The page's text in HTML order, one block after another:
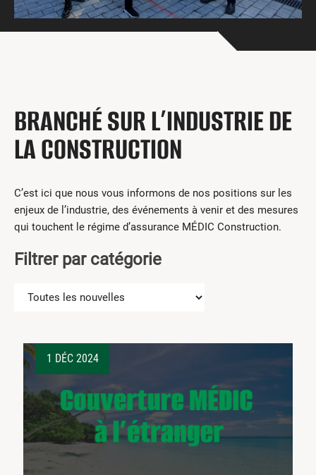
Comment s’impliquer
Victime d’un accident
Documents et formulaires
Nous contacter
Recherche
English
BRANCHÉ SUR L’INDUSTRIE DE
LA CONSTRUCTION
C’est ici que nous vous informons de nos positions sur les
enjeux de l’industrie, des événements à venir et des mesures
qui touchent le régime d’assurance MÉDIC Construction.
Filtrer par catégorie
1 DÉC 2024